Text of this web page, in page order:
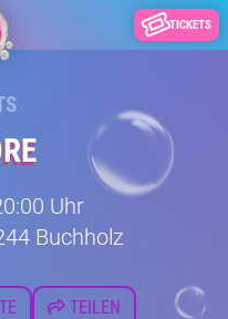
TICKETS
Uhr
Buchholz
TEILEN